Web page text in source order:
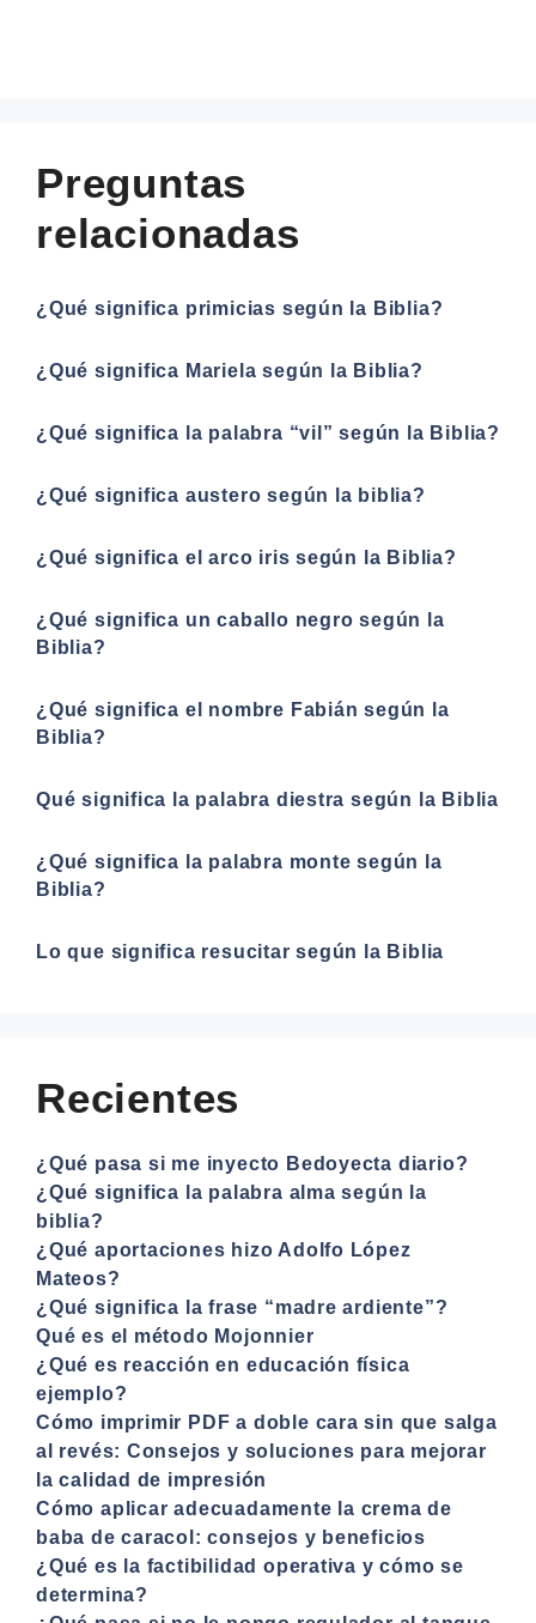
Preguntas
relacionadas
¿Qué significa primicias según la Biblia?
¿Qué significa Mariela según la Biblia?
¿Qué significa la palabra “vil” según la Biblia?
¿Qué significa austero según la biblia?
¿Qué significa el arco iris según la Biblia?
¿Qué significa un caballo negro según la
Biblia?
¿Qué significa el nombre Fabián según la
Biblia?
Qué significa la palabra diestra según la Biblia
¿Qué significa la palabra monte según la
Biblia?
Lo que significa resucitar según la Biblia
Recientes
¿Qué pasa si me inyecto Bedoyecta diario?
¿Qué significa la palabra alma según la
biblia?
¿Qué aportaciones hizo Adolfo López
Mateos?
¿Qué significa la frase “madre ardiente”?
Qué es el método Mojonnier
¿Qué es reacción en educación física
ejemplo?
Cómo imprimir PDF a doble cara sin que salga
al revés: Consejos y soluciones para mejorar
la calidad de impresión
Cómo aplicar adecuadamente la crema de
baba de caracol: consejos y beneficios
¿Qué es la factibilidad operativa y cómo se
determina?